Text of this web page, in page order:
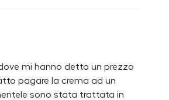
mi hanno detto un prezzo
pagare la crema ad un
sono stata trattata in